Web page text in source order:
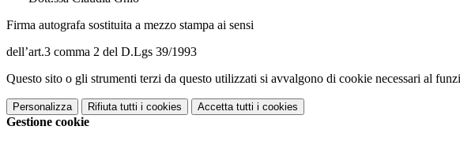
Firma autografa sostituita a mezzo stampa ai sensi
dell’art.3 comma 2 del D.Lgs 39/1993
Questo sito o gli strumenti terzi da questo utilizzati si avvalgono di cookie necessari al
Personalizza Rifiuta tutti i cookies Accetta tutti i cookies
Gestione cookie